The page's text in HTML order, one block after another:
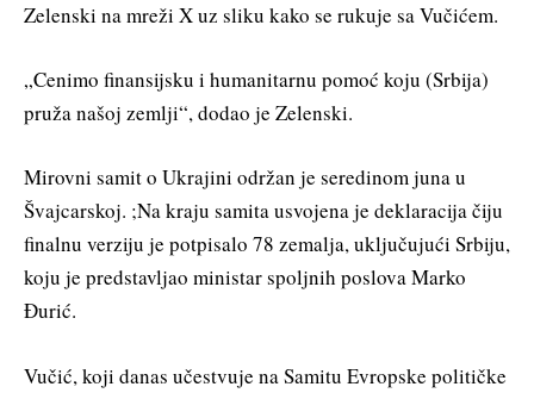
Zelenski na mreži X uz sliku kako se rukuje sa Vučićem.
„Cenimo finansijsku i humanitarnu pomoć koju (Srbija)
pruža našoj zemlji“, dodao je Zelenski.
Mirovni samit o Ukrajini održan je seredinom juna u
Švajcarskoj. ;Na kraju samita usvojena je deklaracija čiju
finalnu verziju je potpisalo 78 zemalja, uključujući Srbiju,
koju je predstavljao ministar spoljnih poslova Marko
Đurić.
Vučić, koji danas učestvuje na Samitu Evropske političke